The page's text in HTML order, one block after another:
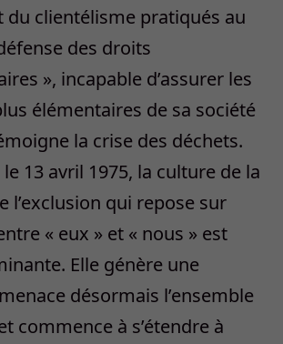
clientélisme pratiqués au
des droits
», incapable d’assurer les
élémentaires de sa société
la crise des déchets.
13 avril 1975, la culture de la
l’exclusion qui repose sur
« eux » et « nous » est
Elle génère une
désormais l’ensemble
commence à s’étendre à